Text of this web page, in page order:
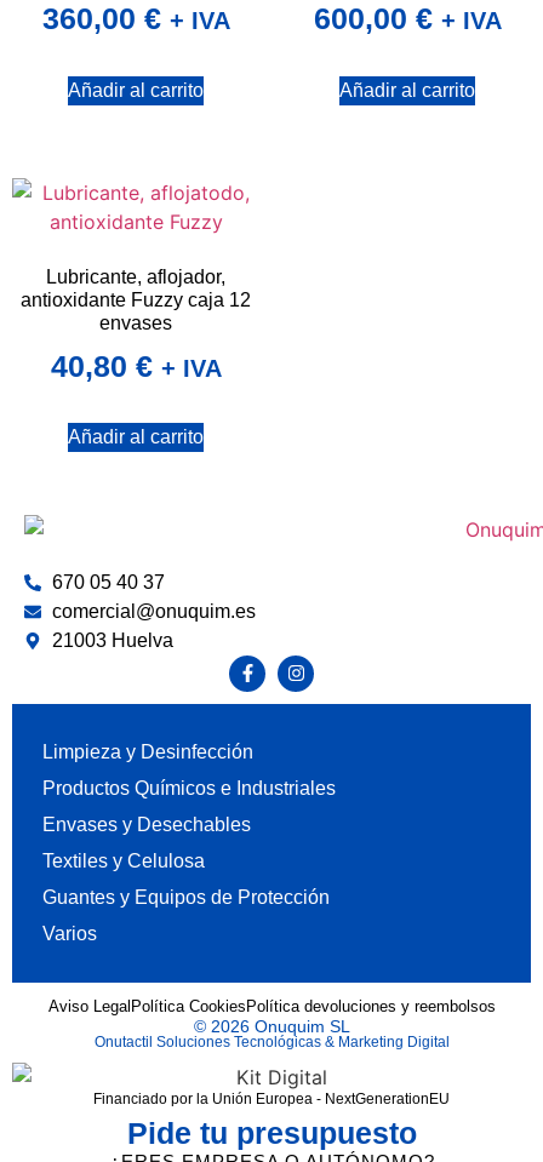
360,00 € + IVA
Añadir al carrito
600,00 € + IVA
Añadir al carrito
Lubricante, aflojador,
antioxidante Fuzzy caja 12
envases
40,80 € + IVA
Añadir al carrito
670 05 40 37
comercial@onuquim.es
21003 Huelva
Limpieza y Desinfección
Productos Químicos e Industriales
Envases y Desechables
Textiles y Celulosa
Guantes y Equipos de Protección
Varios
Aviso LegalPolítica CookiesPolítica devoluciones y reembolsos
© 2026 Onuquim SL
Onutactil Soluciones Tecnológicas & Marketing Digital
Financiado por la Unión Europea - NextGenerationEU
Pide tu presupuesto